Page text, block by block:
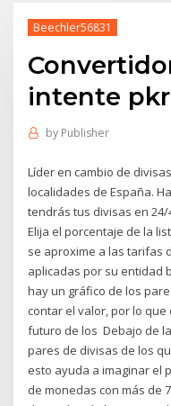
Beechler56831
intente pkr
by Publisher
Líder en cambio de
localidades de España.
tendrás tus divisas en 24/
Elija el porcentaje de la
se aproxime a las tarifas
aplicadas por su entidad
hay un gráfico de los
contar el valor, por lo
futuro de los Debajo de
pares de divisas de los
esto ayuda a imaginar el
de monedas con más de